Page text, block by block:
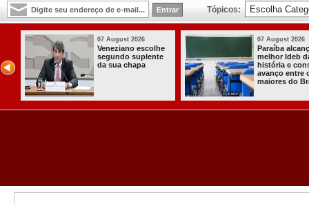
Tópicos:
2026
alcança o
Ideb da
e consolida
entre os
do Brasil
07 August 2026
Homem é preso
com armas,
munições e
radiocomunicadore
s no Conde